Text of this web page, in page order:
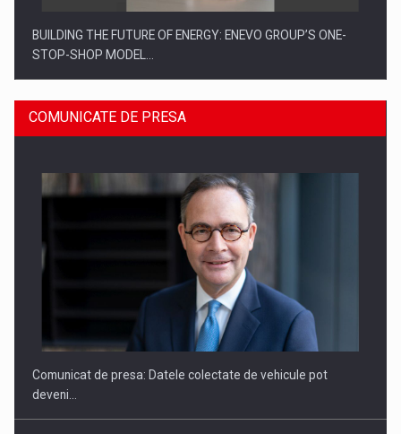
BUILDING THE FUTURE OF ENERGY: ENEVO GROUP’S ONE-
STOP-SHOP MODEL…
ROOTED IN ROMANIA, BUILT TO DELIVER TECHNOLOGY FOR
COMUNICATE DE PRESA
Comunicat de presa: Datele colectate de vehicule pot
deveni…